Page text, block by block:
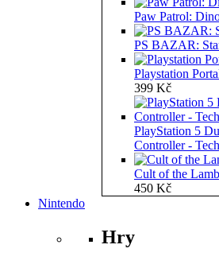
Paw Patrol:
PS BAZAR:
Playstation
399 Kč
PlayStation 5
Controller -
Cult of the
450 Kč
Nintendo
Hry